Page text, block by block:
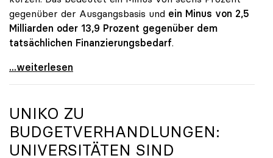
gegenüber der Ausgangsbasis und ein Minus von 2,5
Milliarden oder 13,9 Prozent gegenüber dem
tatsächlichen Finanzierungsbedarf.
\"Österreich ist für die heimischen Universitäten
...weiterlesen
UNIKO ZU
BUDGETVERHANDLUNGEN:
UNIVERSITÄTEN SIND